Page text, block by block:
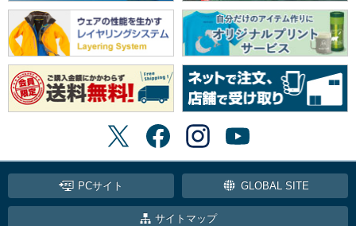
PCサイト GLOBAL SITE
サイトマップ